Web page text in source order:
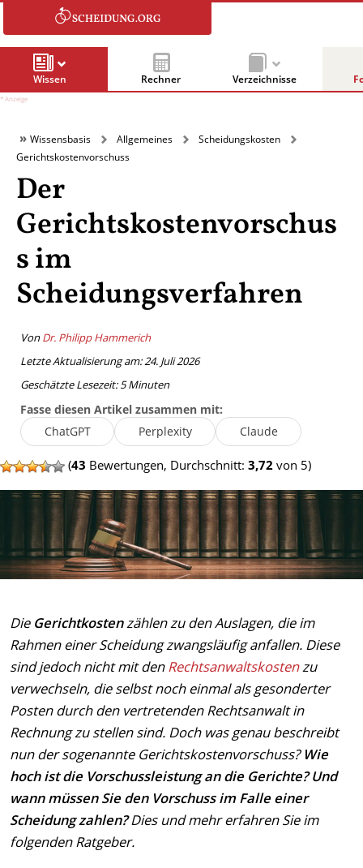
Wissen Rechner Verzeichnisse
Wissensbasis Allgemeines
Scheidungskosten
Gerichtskostenvorschuss
Der
Gerichtskostenvorschus
s im
Scheidungsverfahren
VonDr. Philipp Hammerich
Letzte Aktualisierung am: 24. Juli 2026
Geschätzte Lesezeit:5 Minuten
Fasse diesen Artikel zusammen mit:
ChatGPT
Perplexity Claude
(43 Bewertungen, Durchschnitt: 3,72 von 5)
Die Gerichtkostenzählen zu den Auslagen, die im
Rahmen einer Scheidung zwangsläufig anfallen. Diese
sind jedoch nicht mit denRechtsanwaltskostenzu
verwechseln, die selbst noch einmal als gesonderter
Posten durch den vertretenden Rechtsanwalt in
Rechnung zu stellen sind. Doch was genau beschreibt
nun der sogenannte Gerichtskostenvorschuss? Wie
hoch ist die Vorschussleistung an die Gerichte? Und
wann müssen Sie den Vorschuss im Falle einer
Scheidung zahlen?Dies und mehr erfahren Sie im
folgenden Ratgeber.